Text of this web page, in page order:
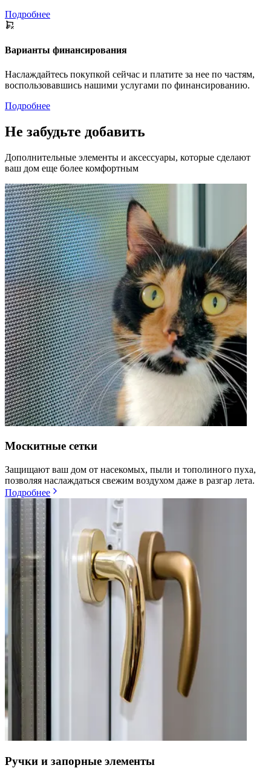
Подробнее
Варианты финансирования
Наслаждайтесь покупкой сейчас и платите за нее по частям,
воспользовавшись нашими услугами по финансированию.
Подробнее
Не забудьте добавить
Дополнительные элементы и аксессуары, которые сделают
ваш дом еще более комфортным
Москитные сетки
Защищают ваш дом от насекомых, пыли и тополиного пуха,
позволяя наслаждаться свежим воздухом даже в разгар лета.
Подробнее
Ручки и запорные элементы